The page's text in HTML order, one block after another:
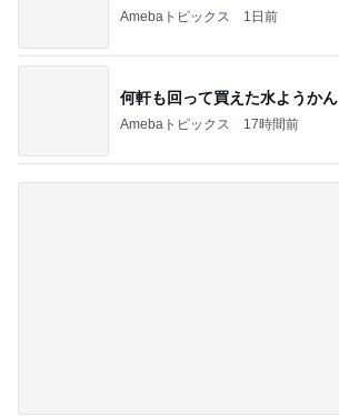
Amebaトピックス 1日前
何軒も回って買えた水ようかん
Amebaトピックス 17時間前